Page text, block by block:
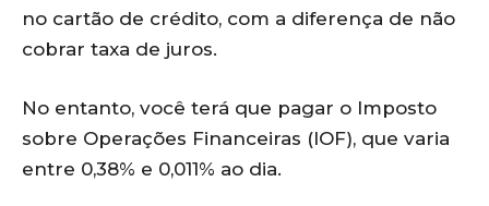
no cartão de crédito, com a diferença de não
cobrar taxa de juros.
No entanto, você terá que pagar o Imposto
sobre Operações Financeiras (IOF), que varia
entre 0,38% e 0,011% ao dia.